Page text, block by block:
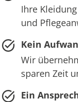
Ihre
und
Kein
Wir
sparen Zeit
Ein